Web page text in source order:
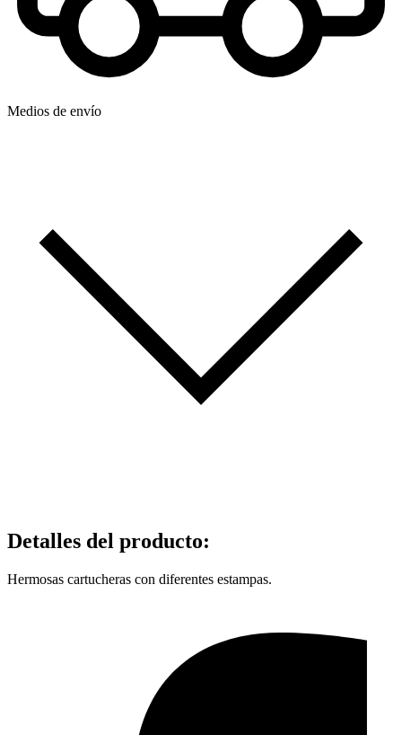
Medios de envío
Detalles del producto:
Hermosas cartucheras con diferentes estampas.